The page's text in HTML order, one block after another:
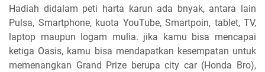
Hadiah didalam peti harta karun ada bnyak, antara lain
Pulsa, Smartphone, kuota YouTube, Smartpoin, tablet, TV,
laptop maupun logam mulia. jika kamu bisa mencapai
ketiga Oasis, kamu bisa mendapatkan kesempatan untuk
memenangkan Grand Prize berupa city car (Honda Bro),